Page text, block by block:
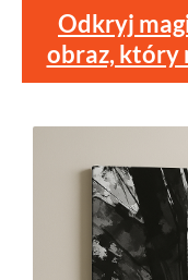
Odkryj
obraz, który